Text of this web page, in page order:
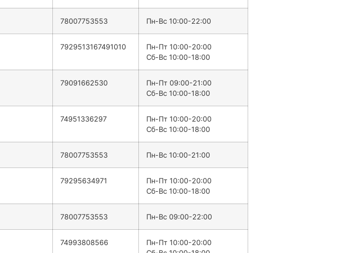
78007753553 Пн-Вс 10:00-22:00
7929513167491010
Пн-Пт 10:00-20:00
Сб-Вс 10:00-18:00
79091662530
Пн-Пт 09:00-21:00
Сб-Вс 10:00-18:00
74951336297
Пн-Пт 10:00-20:00
Сб-Вс 10:00-18:00
78007753553 Пн-Вс 10:00-21:00
79295634971
Пн-Пт 10:00-20:00
Сб-Вс 10:00-18:00
78007753553 Пн-Вс 09:00-22:00
74993808566
Пн-Пт 10:00-20:00